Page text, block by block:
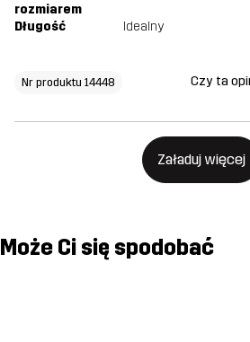
rozmiarem
Długość Idealny
Nr produktu 14448 Czy ta
Załaduj więcej
Może Ci się spodobać